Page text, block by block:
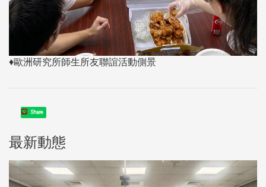
♦歐洲研究所師生所友聯誼活動側景
Share
最新動態